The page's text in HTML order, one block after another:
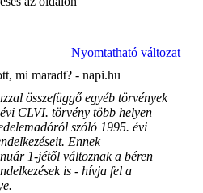
Nyomtatható változat
mi maradt? - napi.hu
összefüggő egyéb törvények
CLVI. törvény több helyen
szóló 1995. évi
Ennek
1-jétől változnak a béren
is - hívja fel a